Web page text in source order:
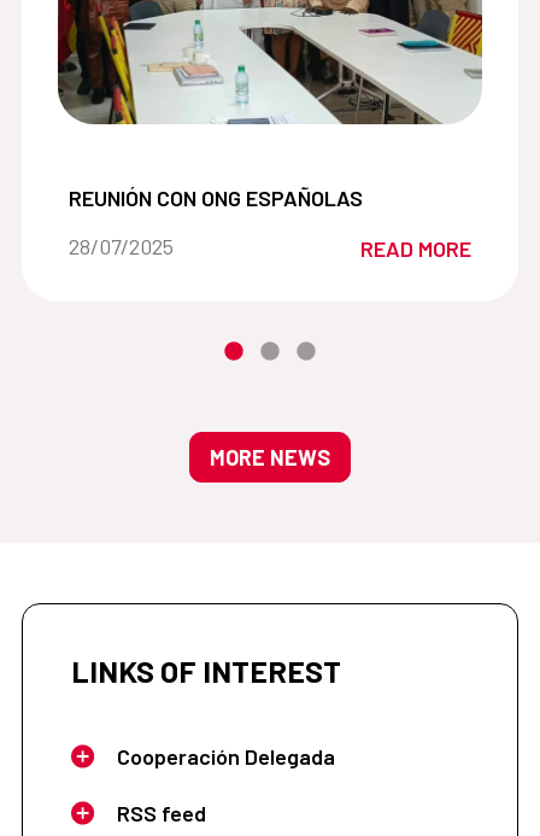
REUNIÓN CON ONG ESPAÑOLAS:
REUNIÓN CON ONG ESPAÑOLAS
Date of the news::
28/07/2025 READ MORE
MORE NEWS
LINKS OF INTEREST
Cooperación Delegada
RSS feed